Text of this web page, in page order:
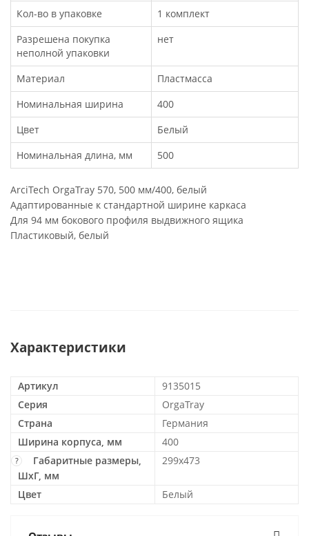
Кол-во в упаковке
1 комплект
Разрешена покупка
неполной упаковки
нет
Материал
Пластмасса
Номинальная ширина
400
Цвет
Белый
Номинальная длина, мм
500
ArciTech OrgaTray 570, 500 мм/400, белый
Адаптированные к стандартной ширине каркаса
Для 94 мм бокового профиля выдвижного ящика
Пластиковый, белый
Характеристики
Артикул
9135015
Серия
OrgaTray
Страна
Германия
Ширина корпуса, мм
400
?
Габаритные размеры,
ШхГ, мм
299x473
Цвет Белый